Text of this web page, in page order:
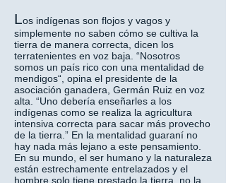
Los indígenas son flojos y vagos y
simplemente no saben cómo se cultiva la
tierra de manera correcta, dicen los
terratenientes en voz baja. “Nosotros
somos un país rico con una mentalidad de
mendigos“, opina el presidente de la
asociación ganadera, Germán Ruiz en voz
alta. “Uno debería enseñarles a los
indígenas como se realiza la agricultura
intensiva correcta para sacar más provecho
de la tierra.” En la mentalidad guaraní no
hay nada más lejano a este pensamiento.
En su mundo, el ser humano y la naturaleza
están estrechamente entrelazados y el
hombre solo tiene prestado la tierra, no la